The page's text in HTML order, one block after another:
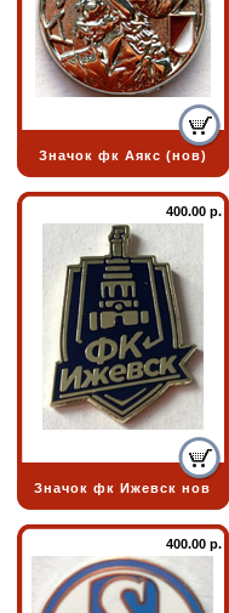
Значок фк Аякс (нов)
400.00 р.
Значок фк Ижевск нов
400.00 р.